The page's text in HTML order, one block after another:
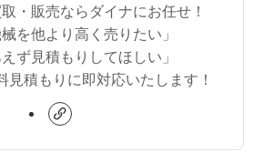
・販売ならダイナにお任せ！
械を他より高く売りたい」
えず見積もりしてほしい」
見積もりに即対応いたします！